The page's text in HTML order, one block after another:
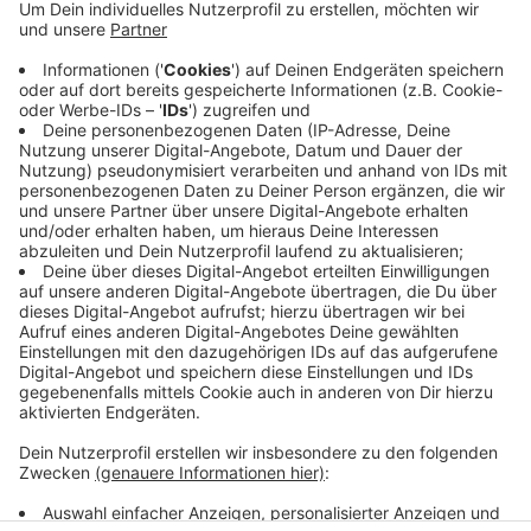
Die Ersatzbusse sind deutlich länger unterwegs. Ein
Beispiel. Sie sind von Davensberg aus in einer knappen
dreiviertel Stunde in Dortmund. Mit dem Bus dauert
die Fahrt gut vierzig Minuten länger. Morgen fahren die
Züge wieder normal. Am kommenden Sonntag sind
dann ab dem Nachmittag die Busse wieder im Einsatz.
Den Ersatzfahrplan finden SieHIER.
Anzeige
Anzeige